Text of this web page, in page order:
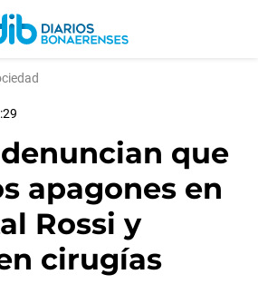
que
apagones en
Rossi y
cirugías